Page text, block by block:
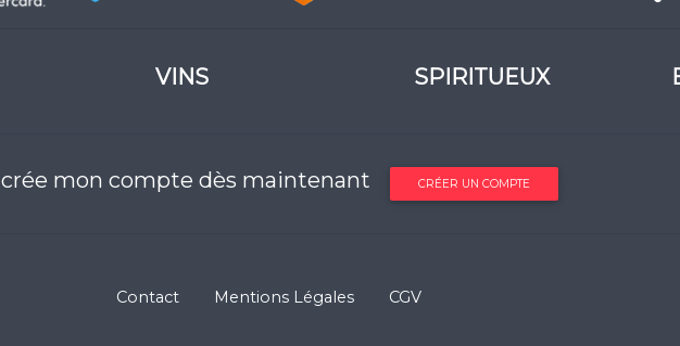
VINS SPIRITUEUX
crée mon compte dès maintenant CRÉER UN COMPTE
Contact Mentions Légales CGV